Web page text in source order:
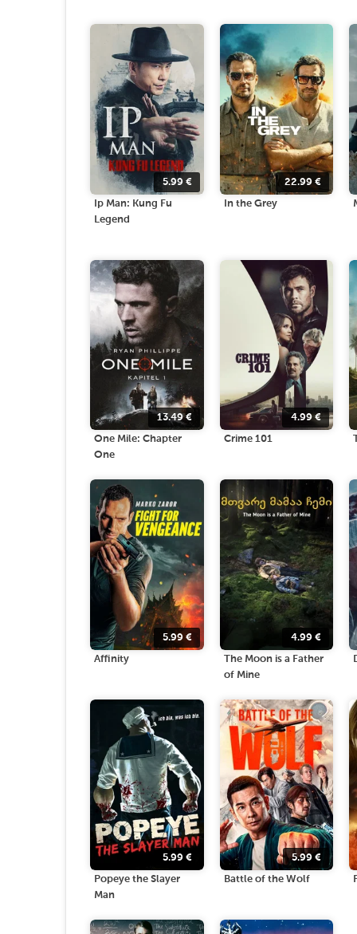
5.99€
Ip Man: Kung Fu
Legend
22.99 €
In the Grey
13.49€
One Mile: Chapter
One
4.99 €
Crime 101
5.99€
Affinity
4.99 €
The Moon is a Father
of Mine
5.99€
Popeye the Slayer
Man
5.99 €
Battle of the Wolf